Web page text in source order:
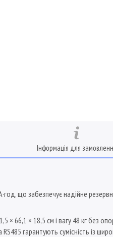
Інформація для
що забезпечує надійне
× 66,1 × 18,5 см і вагу 48 кг без
гарантують сумісність із